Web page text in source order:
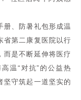
、防暑礼包形成温
省第二康复医院以行
而是不断延伸将医疗
温“对抗”的公益热
坚守筑起一道坚实的